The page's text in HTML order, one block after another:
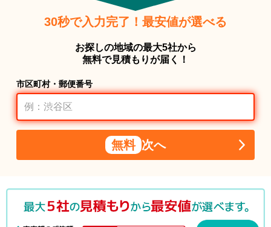
30秒で入力完了！最安値が選べる
お探しの地域の最大5社から
無料で見積もりが届く！
市区町村・郵便番号
無料 次へ